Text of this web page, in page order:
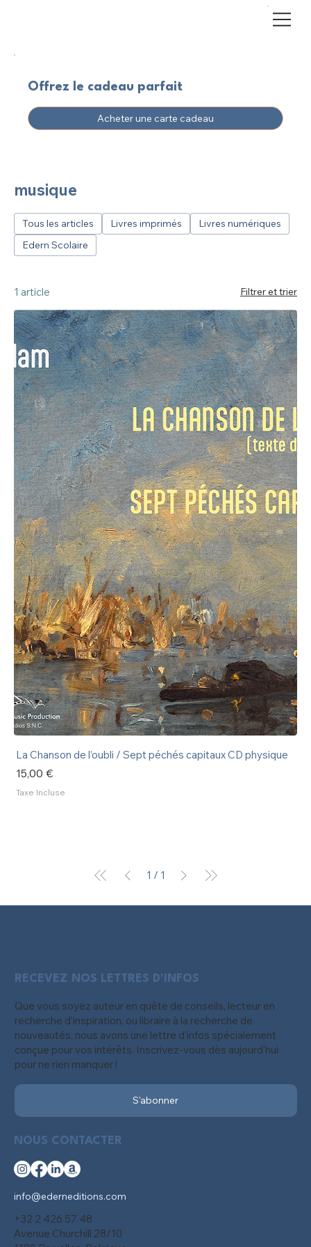
Offrez le cadeau parfait
Acheter une carte cadeau
musique
Tous les articles Livres imprimés
Livres numériques
Edern Scolaire
1 article Filtrer et trier
La Chanson de l’oubli / Sept péchés capitaux CD physique
Prix
15,00 €
Taxe Incluse
1 / 1
NOUS CONTACTER
info@ederneditions.com
+32 2 426 57 48
Avenue Churchill 28/10
RECEVEZ NOS LETTRES D'INFOS
Que vous soyez auteur en quête de conseils, lecteur en
recherche d'inspiration, ou libraire à la recherche de
nouveautés, nous avons une lettre d'infos spécialement
conçue pour vos intérêts. Inscrivez-vous dès aujourd'hui
pour ne rien manquer !
S'abonner